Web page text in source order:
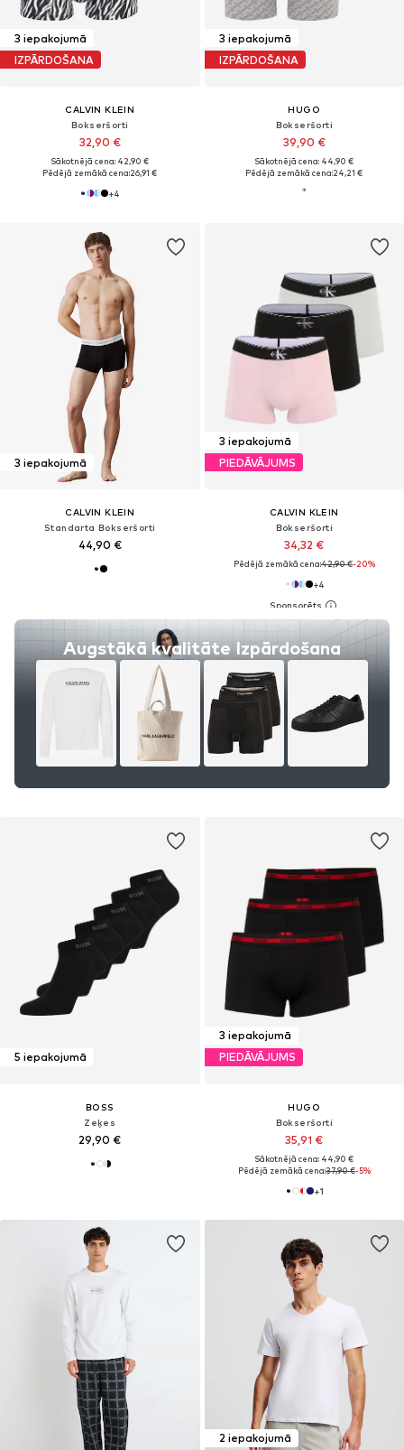
3 iepakojumā
IZPĀRDOŠANA
CALVIN KLEIN
Bokseršorti
32,90 €
Sākotnējā cena: 42,90 €
Pēdējā zemākā cena:26,91 €
+4
3 iepakojumā
IZPĀRDOŠANA
HUGO
Bokseršorti
39,90 €
Sākotnējā cena: 44,90 €
Pēdējā zemākā cena:24,21 €
3 iepakojumā
CALVIN KLEIN
Standarta Bokseršorti
44,90 €
Augstākā kvalitāte Izpārdošana
3 iepakojumā
PIEDĀVĀJUMS
CALVIN KLEIN
Bokseršorti
34,32 €
Pēdējā zemākā cena:42,90 €-20%
+4
5 iepakojumā
BOSS
Zeķes
29,90 €
3 iepakojumā
PIEDĀVĀJUMS
HUGO
Bokseršorti
35,91 €
Sākotnējā cena: 44,90 €
Pēdējā zemākā cena:37,90 €-5%
+1
2 iepakojumā